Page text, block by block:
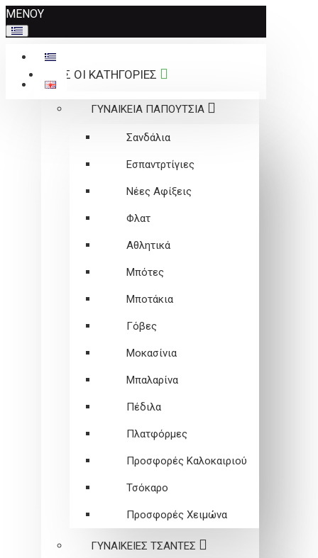
Σημείωση:
Αυτός
ο
ιστότοπος
περιλαμβάνει
ΜΕΝΟΥ
ΟΛΕΣ ΟΙ ΚΑΤΗΓΟΡΙΕΣ
ΓΥΝΑΙΚΕΙΑ ΠΑΠΟΥΤΣΙΑ
Σανδάλια
Εσπαντρτίγιες
Νέες Αφίξεις
Φλατ
Αθλητικά
Μπότες
Μποτάκια
Γόβες
Μοκασίνια
Μπαλαρίνα
Πέδιλα
Πλατφόρμες
Προσφορές Καλοκαιριού
Τσόκαρο
Προσφορές Χειμώνα
ΓΥΝΑΙΚΕΙEΣ ΤΣΑΝΤΕΣ